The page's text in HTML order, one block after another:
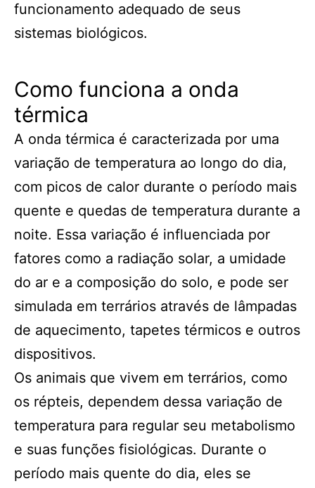
funcionamento adequado de seus
sistemas biológicos.
Como funciona a onda
térmica
A onda térmica é caracterizada por uma
variação de temperatura ao longo do dia,
com picos de calor durante o período mais
quente e quedas de temperatura durante a
noite. Essa variação é influenciada por
fatores como a radiação solar, a umidade
do ar e a composição do solo, e pode ser
simulada em terrários através de lâmpadas
de aquecimento, tapetes térmicos e outros
dispositivos.
Os animais que vivem em terrários, como
os répteis, dependem dessa variação de
temperatura para regular seu metabolismo
e suas funções fisiológicas. Durante o
período mais quente do dia, eles se